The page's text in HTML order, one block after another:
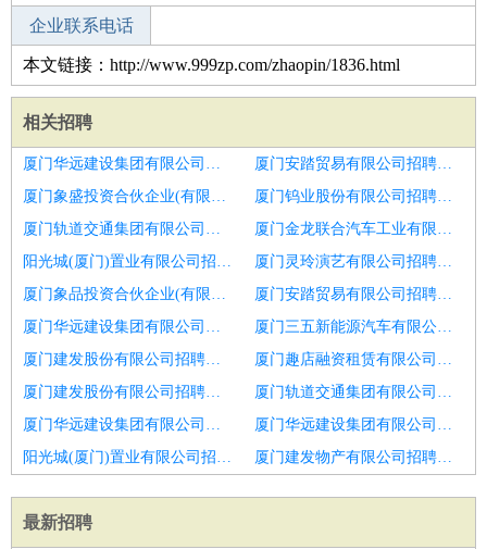
企业联系电话
本文链接：http://www.999zp.com/zhaopin/1836.html
相关招聘
厦门华远建设集团有限公司招聘生产总监
厦门安踏贸易有限公司招聘销售主管
厦门象盛投资合伙企业(有限合伙)招聘销售副总监
厦门钨业股份有限公司招聘设计总监
厦门轨道交通集团有限公司招聘工程总监
厦门金龙联合汽车工业有限公司招聘轻钢别墅招商总监
阳光城(厦门)置业有限公司招聘项目交付总监
厦门灵玲演艺有限公司招聘软件外包交付总监
厦门象品投资合伙企业(有限合伙)招聘创意设计总监
厦门安踏贸易有限公司招聘战略运营总监
厦门华远建设集团有限公司招聘运动帽子品牌生产计划总监
厦门三五新能源汽车有限公司招聘财务总监
厦门建发股份有限公司招聘成本总监地产产业板块
厦门趣店融资租赁有限公司招聘房地产策划总监
厦门建发股份有限公司招聘生产总监
厦门轨道交通集团有限公司招聘德州市招聘技术总监
厦门华远建设集团有限公司招聘企划副总监经理
厦门华远建设集团有限公司招聘生产总监
阳光城(厦门)置业有限公司招聘生产总监
厦门建发物产有限公司招聘运营总监
最新招聘